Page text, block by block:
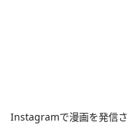
Instagramで漫画を発信